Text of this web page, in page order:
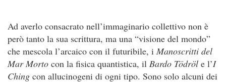
Ad averlo consacrato nell’immaginario collettivo non è
però tanto la sua scrittura, ma una “visione del mondo”
che mescola l’arcaico con il futuribile, i Manoscritti del
Mar Morto con la fisica quantistica, il Bardo Tödröl e l’I
Ching con allucinogeni di ogni tipo. Sono solo alcuni dei